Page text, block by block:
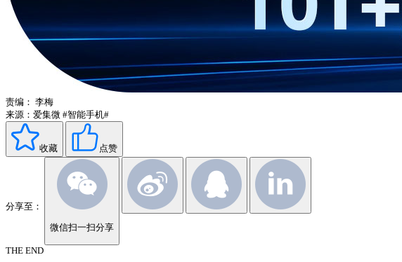
责编： 李梅
来源：爱集微 #智能手机#
收藏 点赞
分享至：
微信扫一扫分享
THE END